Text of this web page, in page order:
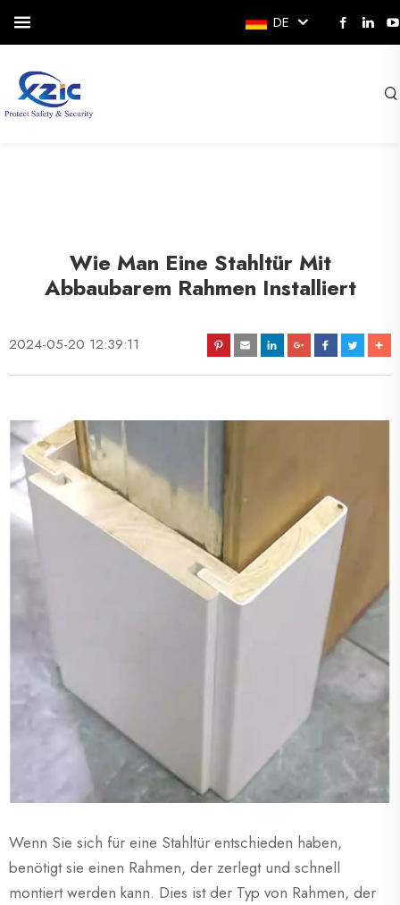
DE
Wie Man Eine Stahltür Mit
Abbaubarem Rahmen Installiert
2024-05-20 12:39:11
Wenn Sie sich für eine Stahltür entschieden haben,
benötigt sie einen Rahmen, der zerlegt und schnell
montiert werden kann. Dies ist der Typ von Rahmen, der